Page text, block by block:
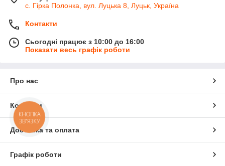
с. Гірка Полонка, вул. Луцька 8, Луцьк, Україна
Контакти
Сьогодні працює з 10:00 до 16:00
Показати весь графік роботи
Про нас
Контакти
Доставка та оплата
Графік роботи
КНОПКА
ЗВ'ЯЗКУ